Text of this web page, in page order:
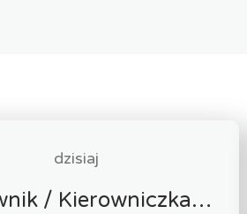
dzisiaj
Kierownik / Kierowniczka robót technologicznych